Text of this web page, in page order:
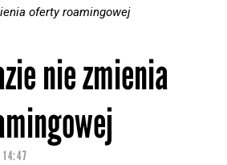
oferty roamingowej
nie zmienia
14:47